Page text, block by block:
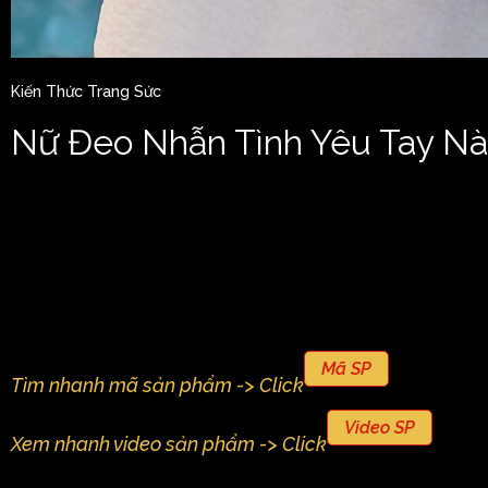
Kiến Thức Trang Sức
Nữ Đeo Nhẫn Tình Yêu Tay
Tìm nhanh mã sản phẩm -> Click
Mã SP
Xem nhanh video sản phẩm -> Click
Video SP